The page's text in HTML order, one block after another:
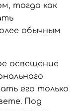
тогда как
обычным
освещение
его только
Под